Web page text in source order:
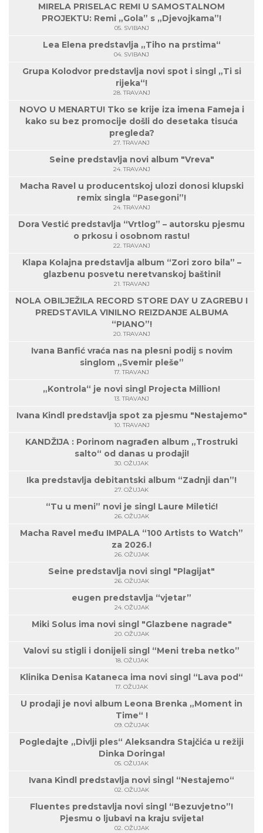
MIRELA PRISELAC REMI U SAMOSTALNOM
PROJEKTU: Remi „Gola” s „Djevojkama”!
05. SVIBANJ
Lea Elena predstavlja „Tiho na prstima“
04. SVIBANJ
Grupa Kolodvor predstavlja novi spot i singl „Ti si
rijeka“!
28. TRAVANJ
NOVO U MENARTU! Tko se krije iza imena Fameja i
kako su bez promocije došli do desetaka tisuća
pregleda?
27. TRAVANJ
Seine predstavlja novi album "Vreva"
24. TRAVANJ
Macha Ravel u producentskoj ulozi donosi klupski
remix singla “Pasegoni”!
24. TRAVANJ
Dora Vestić predstavlja “Vrtlog” – autorsku pjesmu
o prkosu i osobnom rastu!
22. TRAVANJ
Klapa Kolajna predstavlja album “Zori zoro bila” –
glazbenu posvetu neretvanskoj baštini!
21. TRAVANJ
NOLA OBILJEŽILA RECORD STORE DAY U ZAGREBU I
PREDSTAVILA VINILNO REIZDANJE ALBUMA
“PIANO”!
20. TRAVANJ
Ivana Banfić vraća nas na plesni podij s novim
singlom „Svemir pleše”
17. TRAVANJ
„Kontrola“ je novi singl Projecta Million!
13. TRAVANJ
Ivana Kindl predstavlja spot za pjesmu "Nestajemo"
10. TRAVANJ
KANDŽIJA : Porinom nagrađen album „Trostruki
salto“ od danas u prodaji!
30. OŽUJAK
Ika predstavlja debitantski album “Zadnji dan”!
27. OŽUJAK
“Tu u meni” novi je singl Laure Miletić!
26. OŽUJAK
Macha Ravel među IMPALA “100 Artists to Watch”
za 2026.!
26. OŽUJAK
Seine predstavlja novi singl "Plagijat"
26. OŽUJAK
eugen predstavlja “vjetar”
24. OŽUJAK
Miki Solus ima novi singl "Glazbene nagrade"
20. OŽUJAK
Valovi su stigli i donijeli singl “Meni treba netko”
18. OŽUJAK
Klinika Denisa Kataneca ima novi singl “Lava pod“
17. OŽUJAK
U prodaji je novi album Leona Brenka „Moment in
Time“ !
09. OŽUJAK
Pogledajte „Divlji ples“ Aleksandra Stajčića u režiji
Dinka Doringa!
05. OŽUJAK
Ivana Kindl predstavlja novi singl “Nestajemo“
02. OŽUJAK
Fluentes predstavlja novi singl “Bezuvjetno”!
Pjesmu o ljubavi na kraju svijeta!
02. OŽUJAK